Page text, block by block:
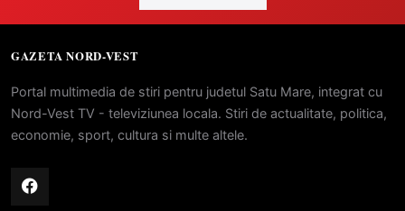
GAZETA NORD-VEST
Portal multimedia de stiri pentru judetul Satu Mare, integrat cu
Nord-Vest TV - televiziunea locala. Stiri de actualitate, politica,
economie, sport, cultura si multe altele.